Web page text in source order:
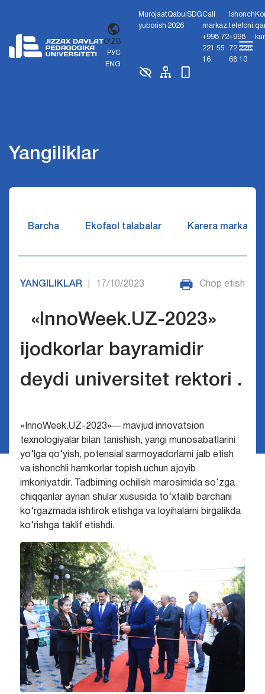
O'ZB
РУС
ENG
Murojaat
yuborish
Qabul
2026
SDGCall
markaz:
+998 72
221 55
16
Ishonch
telefoni:
+998
72 226
68 10
Yangiliklar
Barcha Ekofaol talabalar Karera markazi
YANGILIKLAR 17/10/2023 Chop etish
«InnoWeek.UZ-2023»
ijodkorlar bayramidir
deydi universitet rektori .
«InnoWeek.UZ-2023»— mavjud innovatsion
texnologiyalar bilan tanishish, yangi munosabatlarini
yo‘lga qo‘yish, potensial sarmoyadorlarni jalb etish
va ishonchli hamkorlar topish uchun ajoyib
imkoniyatdir.
Tadbirning ochilish marosimida so‘zga
chiqqanlar aynan shular xususida to‘xtalib barchani
ko‘rgazmada ishtirok etishga va loyihalarni birgalikda
ko‘rishga taklif etishdi.